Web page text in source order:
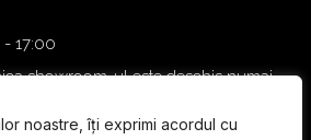
noastre, îți exprimi acordul cu
17:00
showroom-ul este deschis numai